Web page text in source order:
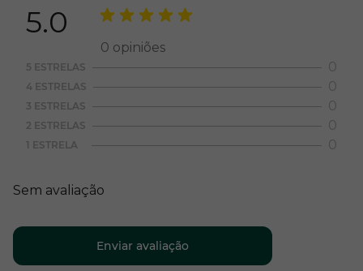
5.0
0 opiniões
5 ESTRELAS 0
4 ESTRELAS 0
3 ESTRELAS 0
2 ESTRELAS 0
1 ESTRELA 0
Sem avaliação
Enviar avaliação